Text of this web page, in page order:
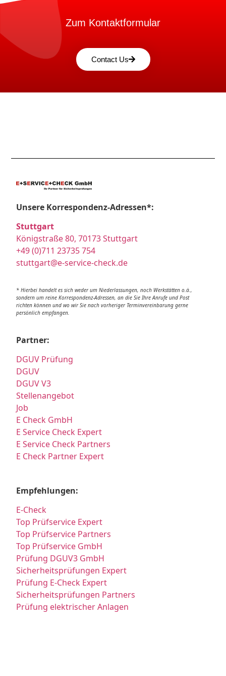
Zum Kontaktformular
Contact Us
Unsere Korrespondenz-Adressen*:
Stuttgart
Königstraße 80, 70173 Stuttgart
+49 (0)711 23735 754
stuttgart@e-service-check.de
* Hierbei handelt es sich weder um Niederlassungen, noch Werkstätten o.ä.,
sondern um reine Korrespondenz-Adressen, an die Sie Ihre Anrufe und Post
richten können und wo wir Sie nach vorheriger Terminvereinbarung gerne
persönlich empfangen.
Partner:
DGUV Prüfung
DGUV
DGUV V3
Stellenangebot
Job
E Check GmbH
E Service Check Expert
E Service Check Partners
E Check Partner Expert
Empfehlungen:
E-Check
Top Prüfservice Expert
Top Prüfservice Partners
Top Prüfservice GmbH
Prüfung DGUV3 GmbH
Sicherheitsprüfungen Expert
Prüfung E-Check Expert
Sicherheitsprüfungen Partners
Prüfung elektrischer Anlagen